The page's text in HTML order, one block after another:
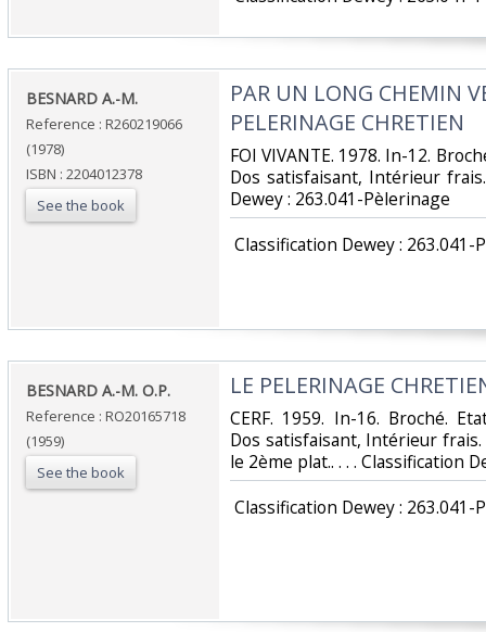
‎BESNARD A.-M.‎
Reference : R260219066
(1978)
ISBN : 2204012378
See the book
‎PAR UN LONG CHEMIN
PELERINAGE CHRETIEN‎
‎FOI VIVANTE. 1978. In-12.
Dos satisfaisant, Intérieur
Dewey : 263.041-Pèlerinage‎
Classification Dewey : 263.041-
‎BESNARD A.-M. O.P.‎
Reference : RO20165718
(1959)
See the book
‎LE PELERINAGE
‎CERF. 1959. In-16. Broché.
Dos satisfaisant, Intérieur
le 2ème plat.. . . . Classification
Classification Dewey : 263.041-